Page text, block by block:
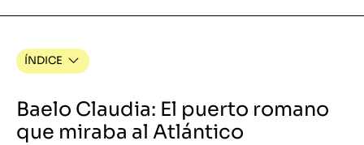
ÍNDICE
Baelo Claudia: El puerto romano
que miraba al Atlántico